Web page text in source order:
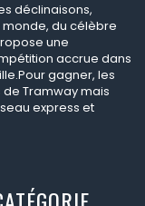
déclinaisons,
du célèbre
une
accrue dans
gagner, les
Tramway mais
express et